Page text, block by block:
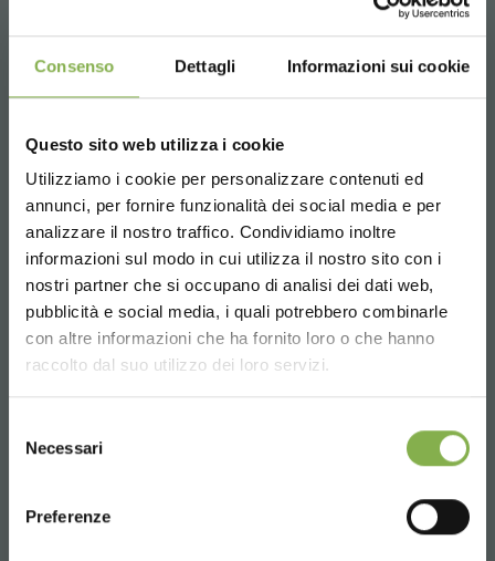
Consenso Dettagli Informazioni sui cookie
Questo sito web utilizza i cookie
Utilizziamo i cookie per personalizzare contenuti ed
annunci, per fornire funzionalità dei social media e per
analizzare il nostro traffico. Condividiamo inoltre
informazioni sul modo in cui utilizza il nostro sito con i
nostri partner che si occupano di analisi dei dati web,
pubblicità e social media, i quali potrebbero combinarle
con altre informazioni che ha fornito loro o che hanno
raccolto dal suo utilizzo dei loro servizi.
delNecessari
Preferenze
Quick valve
purgeur d'écoulement qui optimise l'irrigation de
Choose the country you are in and your
language for a better browsing experience